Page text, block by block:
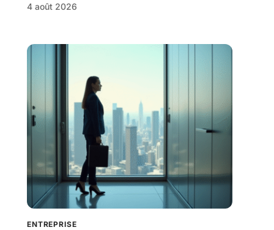
4 août 2026
ENTREPRISE